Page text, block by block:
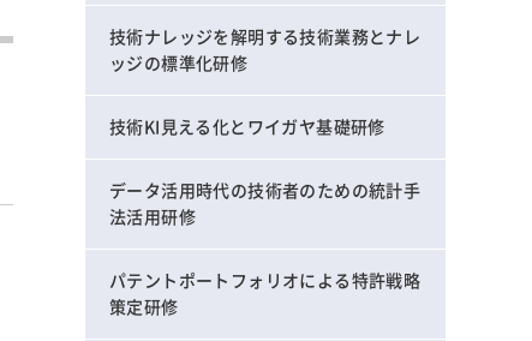
技術ナレッジを解明する技術業務とナレ
ッジの標準化研修
技術KI見える化とワイガヤ基礎研修
データ活用時代の技術者のための統計手
法活用研修
パテントポートフォリオによる特許戦略
策定研修